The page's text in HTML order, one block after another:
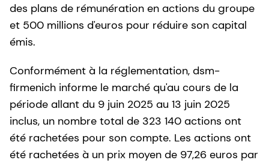
des plans de rémunération en actions du groupe
et 500 millions d'euros pour réduire son capital
émis.
Conformément à la réglementation, dsm-
firmenich informe le marché qu'au cours de la
période allant du 9 juin 2025 au 13 juin 2025
inclus, un nombre total de 323 140 actions ont
été rachetées pour son compte. Les actions ont
été rachetées à un prix moyen de 97,26 euros par